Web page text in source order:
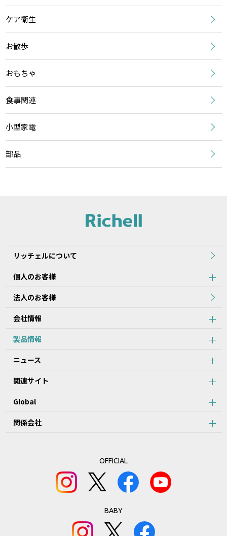
ケア衛生
お散歩
おもちゃ
食事関連
小型家電
部品
リッチェルについて
個人のお客様
法人のお客様
会社情報
製品情報
ニュース
関連サイト
Global
関係会社
OFFICIAL
BABY